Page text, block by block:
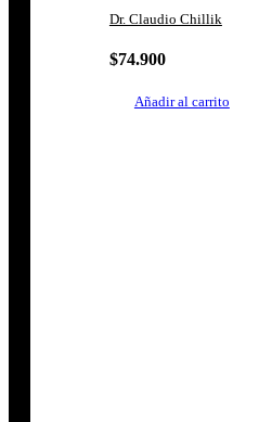
Dr. Claudio Chillik
$74.900
Añadir al carrito